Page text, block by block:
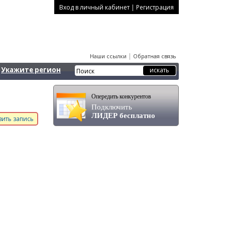
Вход в личный кабинет | Регистрация
Наши ссылки | Обратная связь
Укажите регион
запись
Опередить конкурентов
Подключить
ЛИДЕР бесплатно